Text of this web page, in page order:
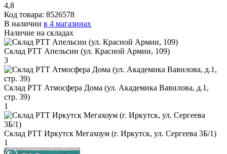
4,8
Код товара: 8526578
В наличии в 4 магазинах
Наличие на складах
Склад РТТ Апельсин (ул. Красной Армии, 109)
3
Склад РТТ Атмосфера Дома (ул. Академика Вавилова, д.1,
стр. 39)
1
Склад РТТ Иркутск Мегахоум (г. Иркутск, ул. Сергеева 3Б/1)
1